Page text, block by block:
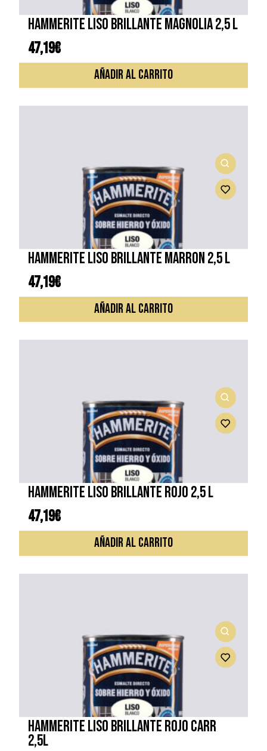
HAMMERITE LISO BRILLANTE MAGNOLIA 2,5 L
47,19€
AÑADIR AL CARRITO
HAMMERITE LISO BRILLANTE MARRON 2,5 L
47,19€
AÑADIR AL CARRITO
HAMMERITE LISO BRILLANTE ROJO 2,5 L
47,19€
AÑADIR AL CARRITO
HAMMERITE LISO BRILLANTE ROJO CARR
2,5L